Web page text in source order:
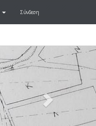
Σύνδεση
Next